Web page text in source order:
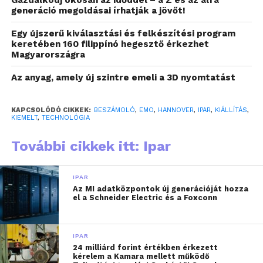
elengedhetetlenebbé. A VDW felmérése szerint a
látogatók fele kifejezetten arra volt kíváncsi, hogyan
tudja a gyártási folyamatokat hatékonyabbá tenni
robotikai és automatizált megoldások bevezetésével.
A robotgyártók rendkívül aktívan jelentek meg a
rendezvényen, ahol körülbelül száznegyven cég
kollaboratív robotokat is, amelyek ember és gép
támogatni a gyártást. A Fanuc Europe vezetője
rámutatott, hogy a jövő gépgyártása már nem
elképzelhető ember és robot szoros
együttműködése nélkül.
A mesterséges intelligencia szintén központi
szerepet kapott. A fejlesztések már túlmutatnak az
egyszerű adatfeldolgozáson, és egyre inkább olyan
rendszerek jelennek meg, amelyek képesek valós
generáció megoldásai írhatják a jövőt!
Egy újszerű kiválasztási és felkészítési program
keretében 160 filippínó hegesztő érkezhet
Magyarországra
Az anyag, amely új szintre emeli a 3D nyomtatást
KAPCSOLÓDÓ CIKKEK: BESZÁMOLÓ, EMO, HANNOVER, IPAR, KIÁLLÍTÁS,
KIEMELT, TECHNOLÓGIA
További cikkek itt: Ipar
IPAR
Az MI adatközpontok új generációját hozza
el a Schneider Electric és a Foxconn
IPAR
24 milliárd forint értékben érkezett
kérelem a Kamara mellett működő